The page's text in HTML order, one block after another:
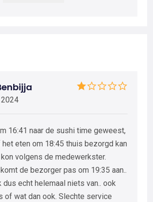
16:41 naar de sushi time geweest,
eten om 18:45 thuis bezorgd kan
volgens de medewerkster.
de bezorger pas om 19:35 aan..
dus echt helemaal niets van.. ook
of wat dan ook. Slechte service